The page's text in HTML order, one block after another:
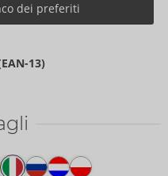
dei preferiti
13)